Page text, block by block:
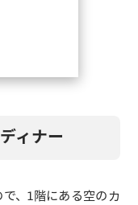
ィナー
、1階にある空のカ